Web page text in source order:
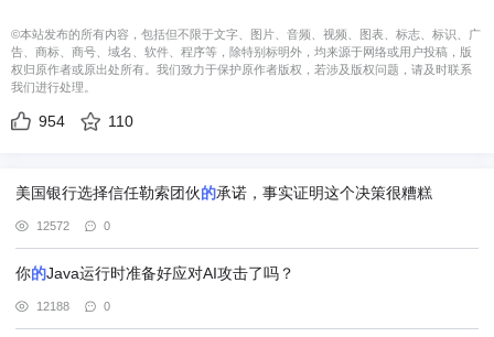
©本站发布的所有内容，包括但不限于文字、图片、音频、视频、图表、标志、标识、广
告、商标、商号、域名、软件、程序等，除特别标明外，均来源于网络或用户投稿，版
权归原作者或原出处所有。我们致力于保护原作者版权，若涉及版权问题，请及时联系
我们进行处理。
954 110
美国银行选择信任勒索团伙的承诺，事实证明这个决策很糟糕
12572 0
你的Java运行时准备好应对AI攻击了吗？
12188 0